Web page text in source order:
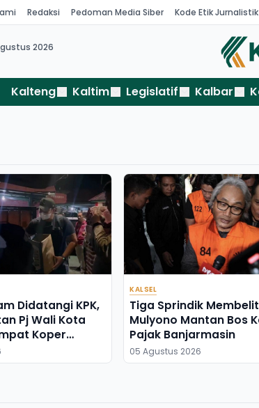
Redaksi Pedoman Media Siber Kode Etik Jurnalistik
2026
Kalteng Kaltim Legislatif Kalbar
Didatangi KPK,
Pj Wali Kota
Koper
KALSEL
Tiga Sprindik Membelit
Mulyono Mantan Bos
Pajak Banjarmasin
05 Agustus 2026